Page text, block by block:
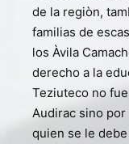
de la regiòn,
familias de
los Àvila
derecho a la
Teziuteco no
Audirac sino por
quien se le